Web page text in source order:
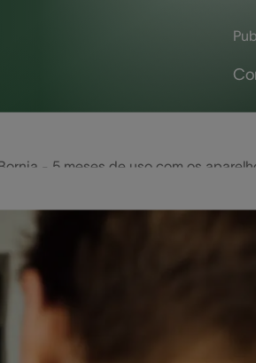
- 5 meses de uso com os
de Londrina no Paraná, 5